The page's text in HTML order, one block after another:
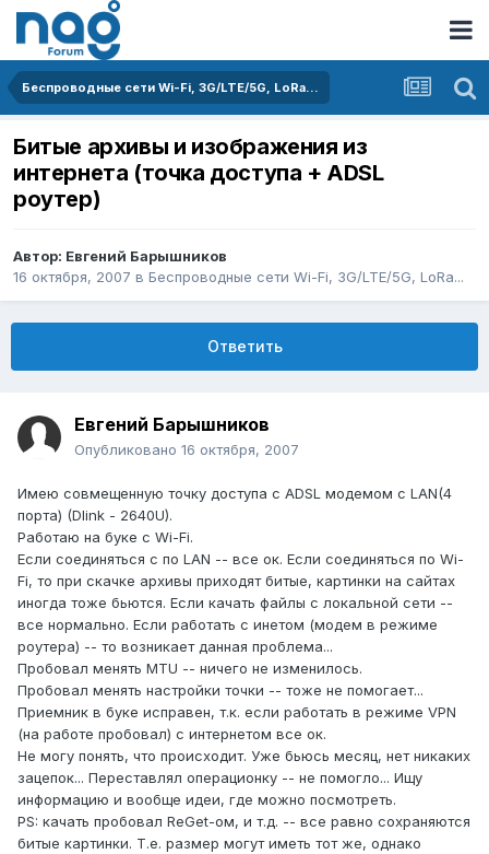
Беспроводные сети Wi-Fi, 3G/LTE/5G, LoRa...
Битые архивы и изображения из
интернета (точка доступа + ADSL
роутер)
Автор: Евгений Барышников
16 октября, 2007 в Беспроводные сети Wi-Fi, 3G/LTE/5G, LoRa...
Ответить
Евгений Барышников
Опубликовано 16 октября, 2007
Имею совмещенную точку доступа с ADSL модемом с LAN(4
порта) (Dlink - 2640U).
Работаю на буке с Wi-Fi.
Если соединяться с по LAN -- все ок. Если соединяться по Wi-
Fi, то при скачке архивы приходят битые, картинки на сайтах
иногда тоже бьются. Если качать файлы с локальной сети --
все нормально. Если работать с инетом (модем в режиме
роутера) -- то возникает данная проблема...
Пробовал менять MTU -- ничего не изменилось.
Пробовал менять настройки точки -- тоже не помогает...
Приемник в буке исправен, т.к. если работать в режиме VPN
(на работе пробовал) c интернетом все ок.
Не могу понять, что происходит. Уже бьюсь месяц, нет никаких
зацепок... Переставлял операционку -- не помогло... Ищу
информацию и вообще идеи, где можно посмотреть.
PS: качать пробовал ReGet-ом, и т.д. -- все равно сохраняются
битые картинки. Т.е. размер могут иметь тот же, однако